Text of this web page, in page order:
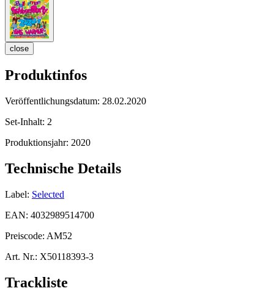
close
Produktinfos
Veröffentlichungsdatum: 28.02.2020
Set-Inhalt: 2
Produktionsjahr: 2020
Technische Details
Label: Selected
EAN: 4032989514700
Preiscode: AM52
Art. Nr.: X50118393-3
Trackliste